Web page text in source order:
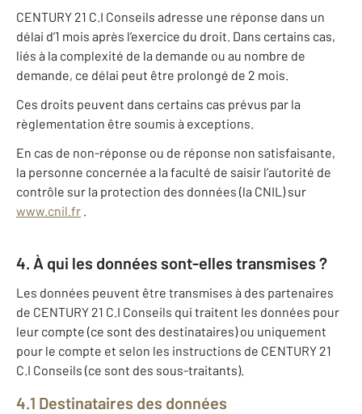
CENTURY 21 C.I Conseils adresse une réponse dans un
délai d’1 mois après l’exercice du droit. Dans certains cas,
liés à la complexité de la demande ou au nombre de
demande, ce délai peut être prolongé de 2 mois.
Ces droits peuvent dans certains cas prévus par la
règlementation être soumis à exceptions.
En cas de non-réponse ou de réponse non satisfaisante,
la personne concernée a la faculté de saisir l’autorité de
contrôle sur la protection des données (la CNIL) sur
www.cnil.fr .
4. À qui les données sont-elles transmises ?
Les données peuvent être transmises à des partenaires
de CENTURY 21 C.I Conseils qui traitent les données pour
leur compte (ce sont des destinataires) ou uniquement
pour le compte et selon les instructions de CENTURY 21
C.I Conseils (ce sont des sous-traitants).
4.1 Destinataires des données